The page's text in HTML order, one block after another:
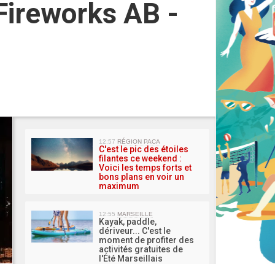
AB -
MA
12:57 RÉGION PACA
C'est le pic des étoiles
filantes ce weekend :
Voici les temps forts et
bons plans en voir un
maximum
12:55 MARSEILLE
Kayak, paddle,
dériveur... C'est le
moment de profiter des
activités gratuites de
l'Été Marseillais